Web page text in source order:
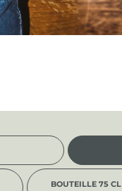
BOUTEILLE 75 CL